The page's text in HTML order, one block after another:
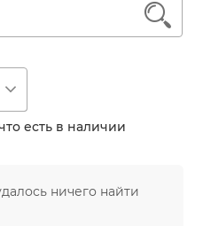
раздражения и
для восстановления
и увлажнения,
осветления
комфортный уход
у пациентов с
процессов
кожи к
1
есть в наличии
ничего найти